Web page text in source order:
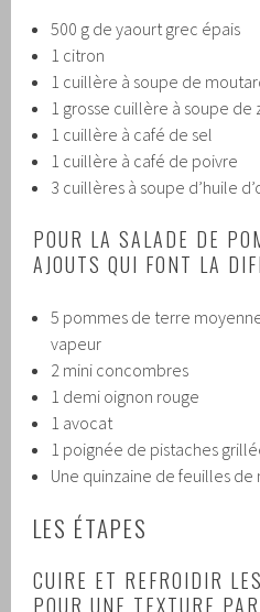
500 g de yaourt grec épais
1 citron
1 cuillère à soupe de
1 grosse cuillère à soupe de
1 cuillère à café de sel
1 cuillère à café de poivre
3 cuillères à soupe d’huile
POUR LA SALADE DE
AJOUTS QUI FONT LA
5 pommes de terre
vapeur
2 mini concombres
1 demi oignon rouge
1 avocat
1 poignée de pistaches
Une quinzaine de feuilles de
LES ÉTAPES
CUIRE ET REFROIDIR
POUR UNE TEXTURE